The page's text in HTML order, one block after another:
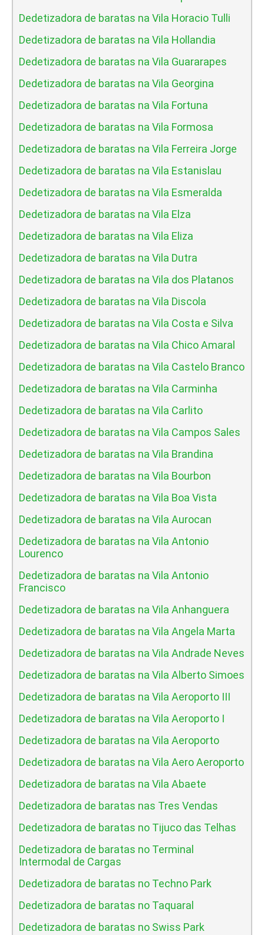
Dedetizadora de baratas na Vila Horacio Tulli
Dedetizadora de baratas na Vila Hollandia
Dedetizadora de baratas na Vila Guararapes
Dedetizadora de baratas na Vila Georgina
Dedetizadora de baratas na Vila Fortuna
Dedetizadora de baratas na Vila Formosa
Dedetizadora de baratas na Vila Ferreira Jorge
Dedetizadora de baratas na Vila Estanislau
Dedetizadora de baratas na Vila Esmeralda
Dedetizadora de baratas na Vila Elza
Dedetizadora de baratas na Vila Eliza
Dedetizadora de baratas na Vila Dutra
Dedetizadora de baratas na Vila dos Platanos
Dedetizadora de baratas na Vila Discola
Dedetizadora de baratas na Vila Costa e Silva
Dedetizadora de baratas na Vila Chico Amaral
Dedetizadora de baratas na Vila Castelo Branco
Dedetizadora de baratas na Vila Carminha
Dedetizadora de baratas na Vila Carlito
Dedetizadora de baratas na Vila Campos Sales
Dedetizadora de baratas na Vila Brandina
Dedetizadora de baratas na Vila Bourbon
Dedetizadora de baratas na Vila Boa Vista
Dedetizadora de baratas na Vila Aurocan
Dedetizadora de baratas na Vila Antonio
Lourenco
Dedetizadora de baratas na Vila Antonio
Francisco
Dedetizadora de baratas na Vila Anhanguera
Dedetizadora de baratas na Vila Angela Marta
Dedetizadora de baratas na Vila Andrade Neves
Dedetizadora de baratas na Vila Alberto Simoes
Dedetizadora de baratas na Vila Aeroporto III
Dedetizadora de baratas na Vila Aeroporto I
Dedetizadora de baratas na Vila Aeroporto
Dedetizadora de baratas na Vila Aero Aeroporto
Dedetizadora de baratas na Vila Abaete
Dedetizadora de baratas nas Tres Vendas
Dedetizadora de baratas no Tijuco das Telhas
Dedetizadora de baratas no Terminal
Intermodal de Cargas
Dedetizadora de baratas no Techno Park
Dedetizadora de baratas no Taquaral
Dedetizadora de baratas no Swiss Park